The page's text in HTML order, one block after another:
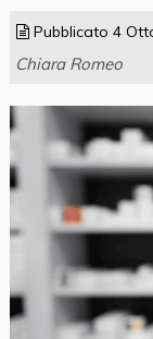
Pubblicato 4
Chiara Romeo